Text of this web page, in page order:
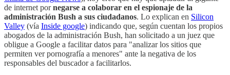
de internet pornegarse a colaborar en el espionaje de la
administración Bush a sus ciudadanos. Lo explican en Silicon
Valley (vía Inside google) indicando que, según cuentan los propios
abogados de la administración Bush, han solicitado a un juez que
obligue a Google a facilitar datos para "analizar los sitios que
permiten ver pornografía a menores" ante la negativa de los
responsables del buscador a facilitarlos.